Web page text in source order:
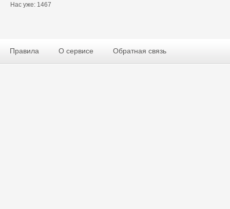
Нас уже: 1467
Правила О сервисе Обратная связь